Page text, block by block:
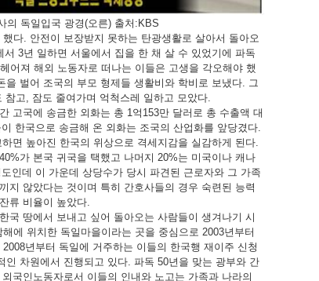
의 독일입국 광경(오른) 출처:KBS
다. 안전이 보장받지 못하는 탄광생활로 살아서 돌아오
3년 일하면 서울에서 집을 한 채 살 수 있었기에 파독
어져 해외 노동자로 떠나는 이들은 고생을 각오해야 했
벌어 조국의 부모 형제들 생활비와 학비로 보냈다. 그
고, 잠도 줄여가며 억척스레 일하고 모았다.
고국에 송금한 외화는 총 1억153만 달러로 총 수출액 대
한국으로 송금해 온 외화는 조국의 산업화를 앞당겼다.
면 높아진 한국의 위상으로 격세지감을 실감하게 된다.
가 본국 귀국을 택했고 나머지 20%는 미국이나 캐나
인데 이 가운데 상당수가 당시 파견된 근로자와 그 가족
지 않았다는 것이며 특히 간호사들의 경우 숙련된 능력
류 비율이 높았다.
국 땅에서 보내고 싶어 돌아오는 사람들이 생겨나기 시
에 위치한 독일마을이라는 곳을 중심으로 2003년부터
년부터 독일에 거주하는 이들의 한국행 재이주 신청
차원에서 진행되고 있다. 파독 50년을 맞는 광부와 간
국인노동자로서 이들의 인내와 노고는 가족과 나라의